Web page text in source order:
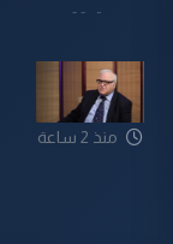
دقيقة
منذ 2 ساعة